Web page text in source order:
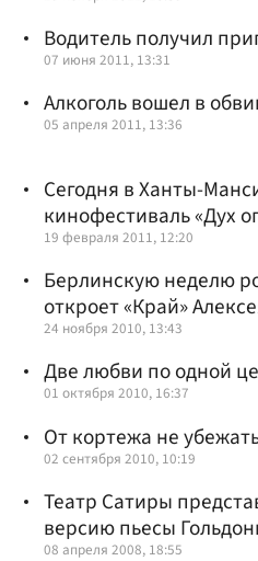
Водитель получил
07 июня 2011, 13:31
Алкоголь вошел в
05 апреля 2011, 13:36
Сегодня в Ханты-
кинофестиваль «Дух
19 февраля 2011, 12:20
Берлинскую неделю
откроет «Край»
24 ноября 2010, 13:43
Две любви по одной
01 октября 2010, 16:37
От кортежа не
02 сентября 2010, 10:19
Театр Сатиры
версию пьесы
08 апреля 2008, 18:55